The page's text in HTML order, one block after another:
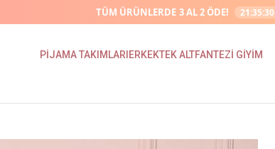
TÜM ÜRÜNLERDE 3 AL 2 ÖDE! 21:35:28
PİJAMA TAKIMLARIERKEKTEK ALTFANTEZİ GİYİM